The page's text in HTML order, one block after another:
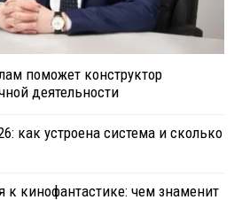
поможет конструктор
деятельности
как устроена система и сколько
к кинофантастике: чем знаменит